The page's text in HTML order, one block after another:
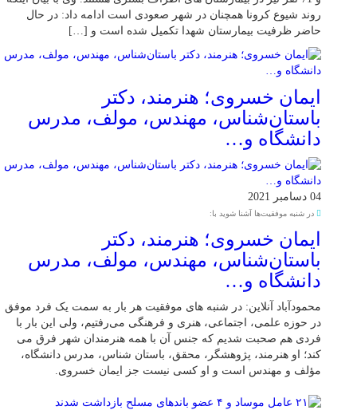
روند شیوع کرونا همچنان در شهر صعودی است ادامه داد: در حال
حاضر ظرفیت بیمارستان شهدا تکمیل شده است و […]
ایمان خسروی؛ هنرمند، دکتر
باستان‌شناس، مهندس، مولف، مدرس
دانشگاه و…
04 دسامبر 2021
در شنبه موفقیت‌ها آشنا شوید با:
ایمان خسروی؛ هنرمند، دکتر
باستان‌شناس، مهندس، مولف، مدرس
دانشگاه و…
محمودآباد آنلاین: در شنبه های موفقیت هر بار به سمت یک فرد موفق
در حوزه علمی، اجتماعی، هنری و فرهنگی می‌رفتیم، ولی این بار با
فردی هم صحبت شدیم که جنس آن با همه هنرمندان شهر فرق می
کند؛ او هنرمند، پژوهشگر، محقق، باستان شناس، مدرس دانشگاه،
مؤلف و مهندس است و او کسی نیست جز ایمان خسروی.